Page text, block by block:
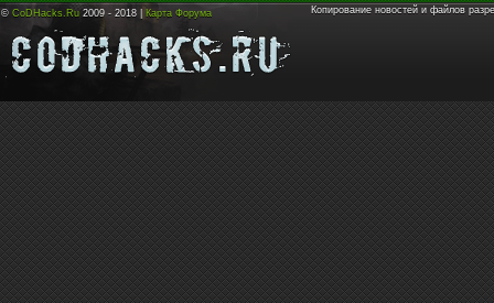
© CoDHacks.Ru 2009 - 2018 | Карта Форума Копирование новостей и файлов